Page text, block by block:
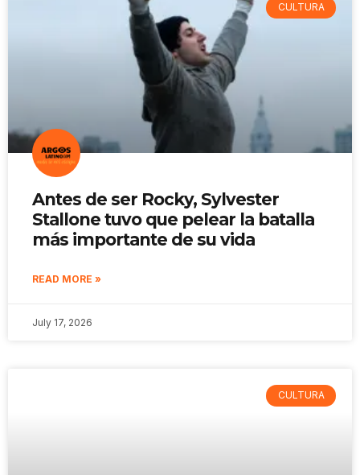
CULTURA
Antes de ser Rocky, Sylvester
Stallone tuvo que pelear la batalla
más importante de su vida
READ MORE »
July 17, 2026
CULTURA